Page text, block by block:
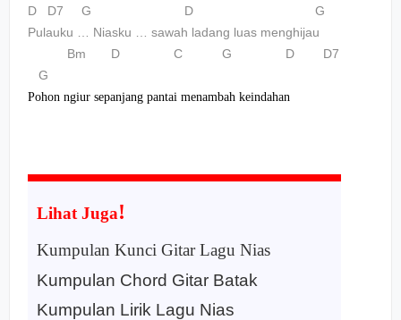
D D7 G D G
Pulauku … Niasku … sawah ladang luas menghijau
Bm D C G D D7
G
Pohon ngiur sepanjang pantai menambah keindahan
Lihat Juga!
Kumpulan Kunci Gitar Lagu Nias
Kumpulan Chord Gitar Batak
Kumpulan Lirik Lagu Nias